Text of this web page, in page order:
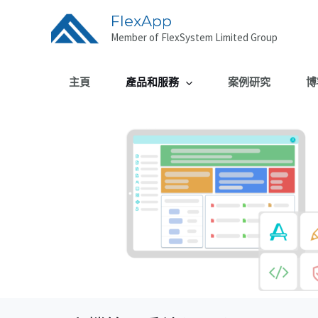
FlexApp
Member of FlexSystem Limited Group
主頁 產品和服務 案例研究